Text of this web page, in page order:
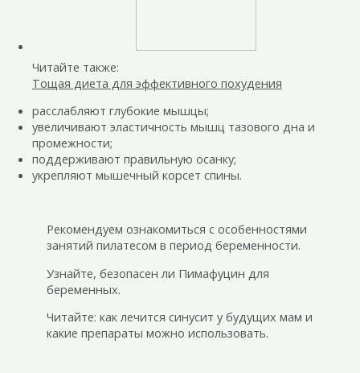
Читайте также:
Тощая диета для эффективного похудения
расслабляют глубокие мышцы;
увеличивают эластичность мышц тазового дна и
промежности;
поддерживают правильную осанку;
укрепляют мышечный корсет спины.
Рекомендуем ознакомиться с особенностями
занятий пилатесом в период беременности.
Узнайте, безопасен ли Пимафуцин для
беременных.
Читайте: как лечится синусит у будущих мам и
какие препараты можно использовать.